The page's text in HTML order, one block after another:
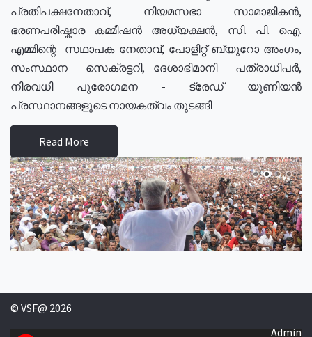
പ്രതിപക്ഷനേതാവ്, നിയമസഭാ സാമാജികൻ,
ഭരണപരിഷ്കാര കമ്മീഷൻ അധ്യക്ഷൻ, സി. പി. ഐ.
എമ്മിന്റെ സഥാപക നേതാവ്, പോളിറ്റ് ബ്യുറോ അംഗം,
സംസ്ഥാന സെക്രട്ടറി, ദേശാഭിമാനി പത്രാധിപർ,
നിരവധി പുരോഗമന - ട്രേഡ് യൂണിയൻ
പ്രസ്ഥാനങ്ങളുടെ നായകത്വം തുടങ്ങി
Read More
© VSF@ 2026
Admin